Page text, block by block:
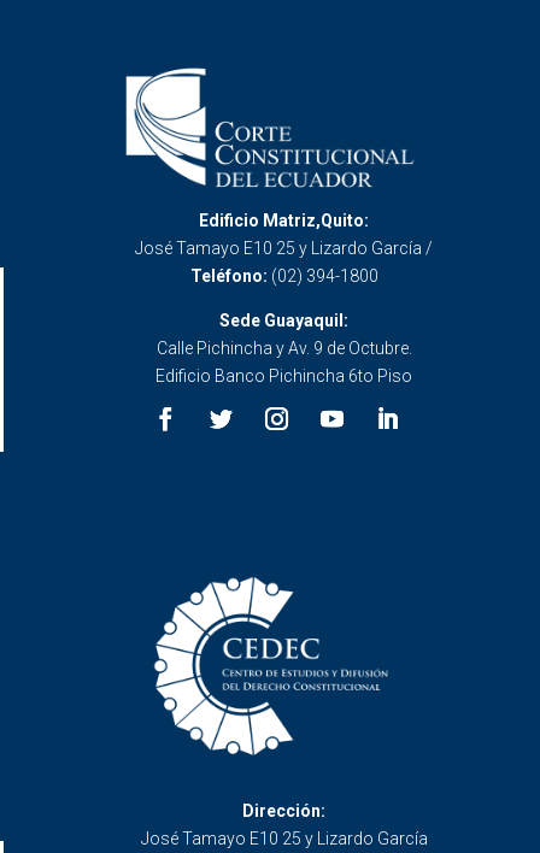
Edificio Matriz,Quito:
José Tamayo E10 25 y Lizardo García /
Teléfono: (02) 394-1800
Sede Guayaquil:
Calle Pichincha y Av. 9 de Octubre.
Edificio Banco Pichincha 6to Piso
Dirección:
José Tamayo E10 25 y Lizardo García